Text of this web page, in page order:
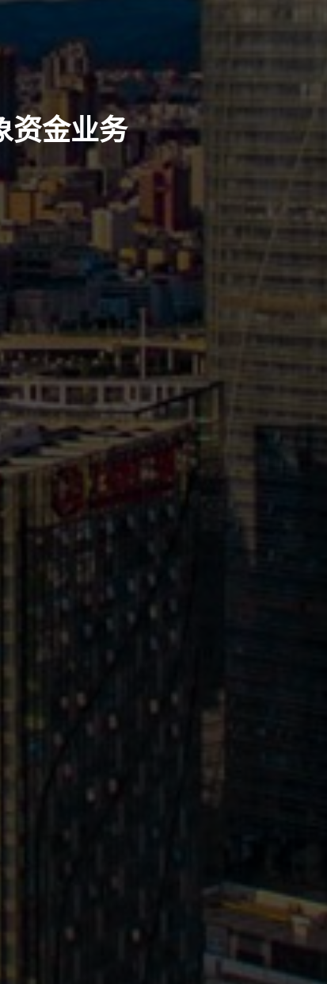
资金业务